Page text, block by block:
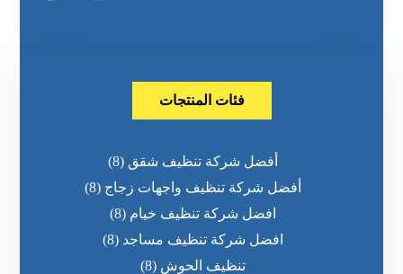
فئات المنتجات
أفضل شركة تنظيف شقق (8)
أفضل شركة تنظيف واجهات زجاج (8)
افضل شركة تنظيف خيام (8)
افضل شركة تنظيف مساجد (8)
تنظيف الحوش (8)